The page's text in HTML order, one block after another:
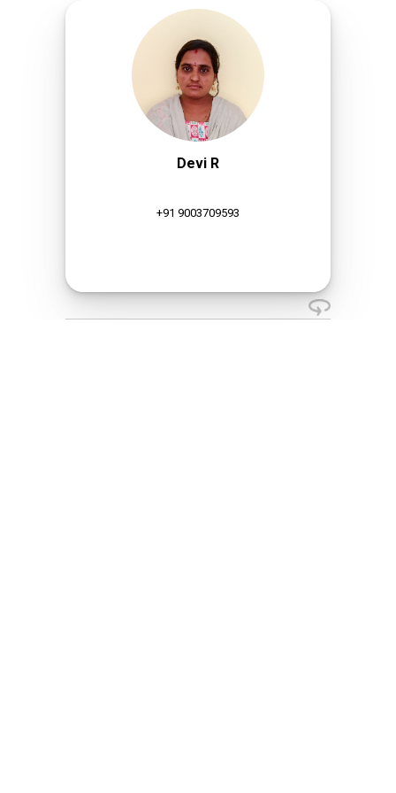
Devi R
+91 9003709593